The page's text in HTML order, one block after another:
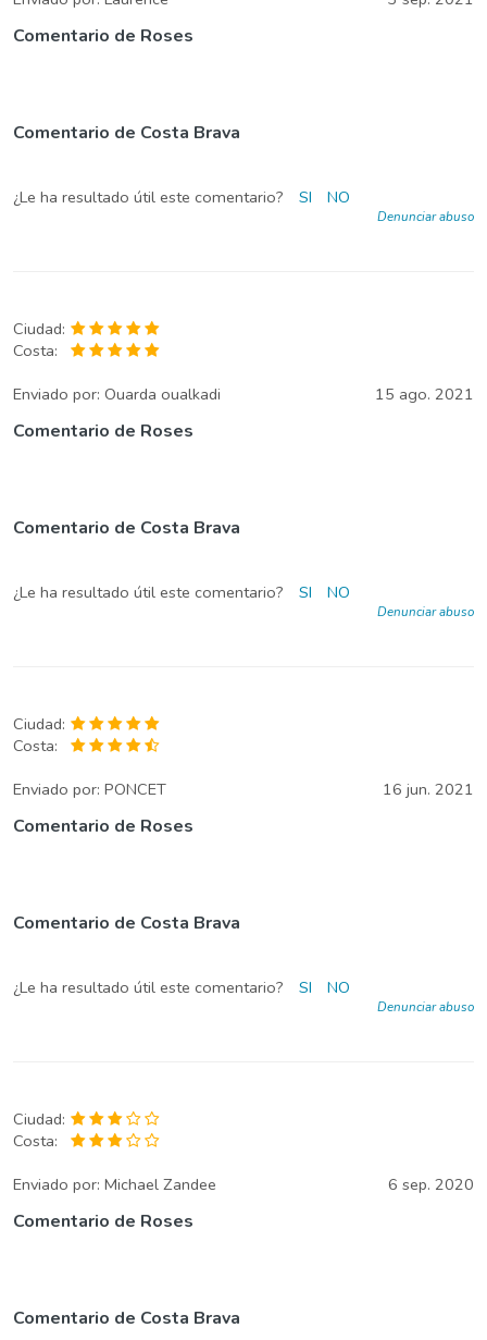
Comentario de Roses
Comentario de Costa Brava
¿Le ha resultado útil este comentario? SI NO
Denunciar abuso
Ciudad:
Costa:
Enviado por: Ouarda oualkadi 15 ago. 2021
Comentario de Roses
Comentario de Costa Brava
¿Le ha resultado útil este comentario? SI NO
Denunciar abuso
Ciudad:
Costa:
Enviado por: PONCET 16 jun. 2021
Comentario de Roses
Comentario de Costa Brava
¿Le ha resultado útil este comentario? SI NO
Denunciar abuso
Ciudad:
Costa:
Enviado por: Michael Zandee 6 sep. 2020
Comentario de Roses
Comentario de Costa Brava